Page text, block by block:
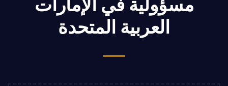
العربية المتحدة